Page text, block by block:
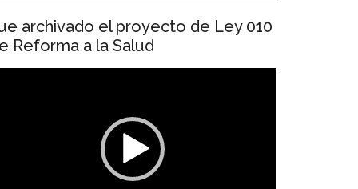
archivado el proyecto de Ley 010
Reforma a la Salud